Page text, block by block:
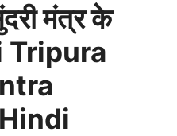
मंत्र के
Tripura